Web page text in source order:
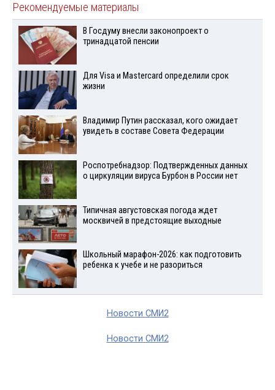
Рекомендуемые материалы
В Госдуму внесли законопроект о
тринадцатой пенсии
Для Visа и Mastercard определили срок
жизни
Владимир Путин рассказал, кого ожидает
увидеть в составе Совета Федерации
Роспотребнадзор: Подтвержденных данных
о циркуляции вируса Бурбон в России нет
Типичная августовская погода ждет
москвичей в предстоящие выходные
Школьный марафон-2026: как подготовить
ребенка к учебе и не разориться
Новости СМИ2
Новости СМИ2